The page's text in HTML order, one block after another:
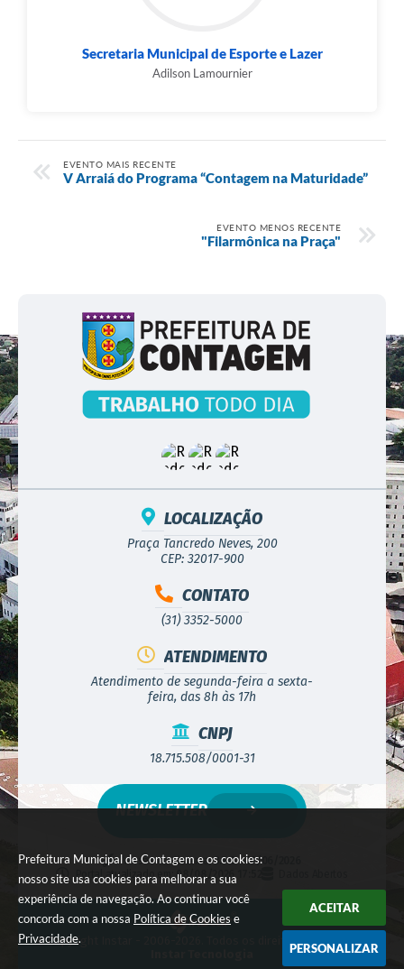
Prefeitura Municipal de Contagem e os cookies:
nosso site usa cookies para melhorar a sua
experiência de navegação. Ao continuar você
concorda com a nossa Política de Cookies e
Privacidade.
ACEITAR
PERSONALIZAR
Secretaria Municipal de Esporte e Lazer
Adilson Lamournier
EVENTO MAIS RECENTE
V Arraiá do Programa “Contagem na Maturidade”
EVENTO MENOS RECENTE
"Filarmônica na Praça"
LOCALIZAÇÃO
Praça Tancredo Neves, 200
CEP: 32017-900
CONTATO
(31) 3352-5000
ATENDIMENTO
Atendimento de segunda-feira a sexta-
feira, das 8h às 17h
CNPJ
18.715.508/0001-31
Versão do Sistema:3.5.3 - 19/06/2026
Portal atualizado em:
08/08/2026 17:52
NEWSLETTER
© Copyright Instar - 2006-2026. Todos os direitos reservados -